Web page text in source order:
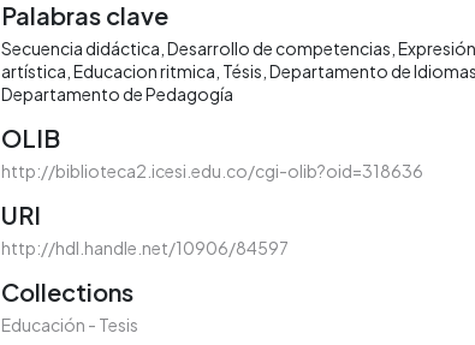
Palabras clave
Secuencia didáctica Desarrollo de competencias
artística Educacion ritmica Tésis Departamento de Idiomas
Departamento de Pedagogía
OLIB
http://biblioteca2.icesi.edu.co/cgi-olib?oid=318636
URI
http://hdl.handle.net/10906/84597
Collections
Educación - Tesis